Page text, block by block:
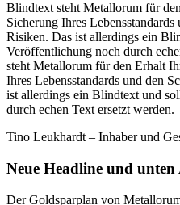
Blindtext steht Metallorum für
Sicherung Ihres
Risiken. Das ist allerdings ein
Veröffentlichung noch durch
steht Metallorum für den Erhalt
Ihres Lebensstandards und den
ist allerdings ein Blindtext und
durch echen Text ersetzt werden.
Tino Leukhardt – Inhaber und
Neue Headline und
Der Goldsparplan von